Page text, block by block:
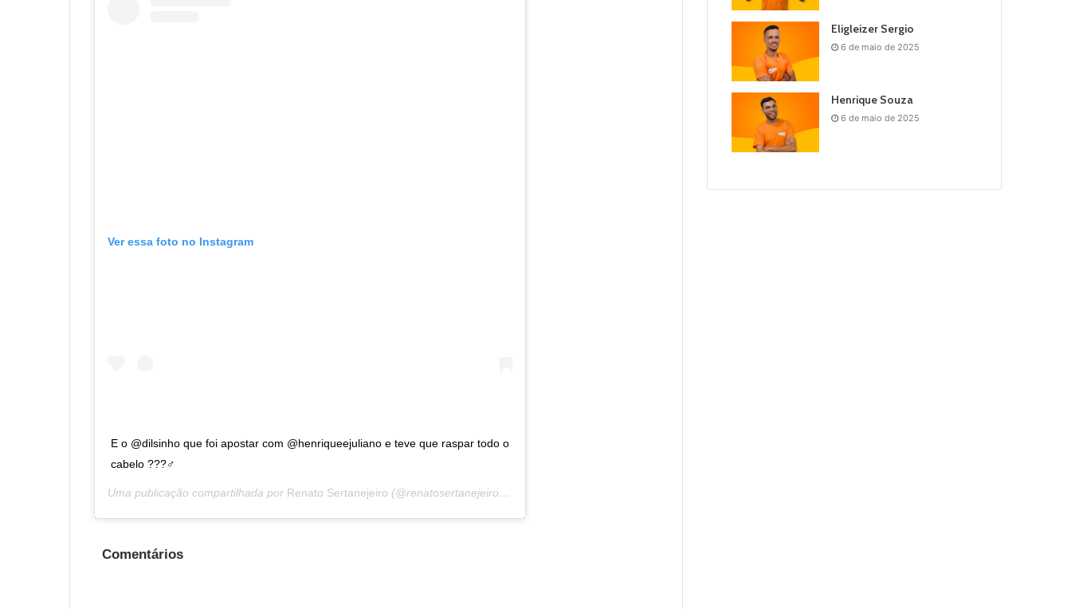
Ver essa foto no Instagram
E o @dilsinho que foi apostar com @henriqueejuliano e teve que raspar todo o
cabelo ???‍♂️
Uma publicação compartilhada por Renato Sertanejeiro (@renatosertanejeiro) em
Comentários
Eligleizer Sergio
6 de maio de 2025
Henrique Souza
6 de maio de 2025